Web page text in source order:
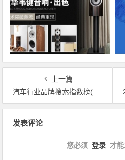
上一篇
汽车行业品牌搜索指数榜(2018年第二季度)，吉利成唯一进入前十的国产车
发表评论
您必须 登录 才能